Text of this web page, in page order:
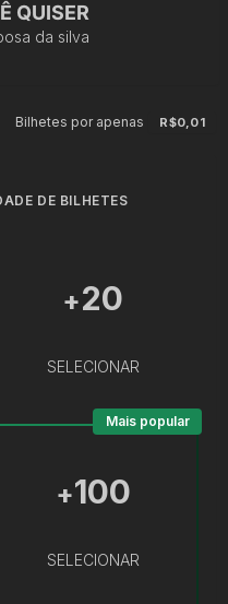
QUISER
da silva
Bilhetes por apenas R$0,01
DE BILHETES
+20
SELECIONAR
+100
SELECIONAR
Mais popular